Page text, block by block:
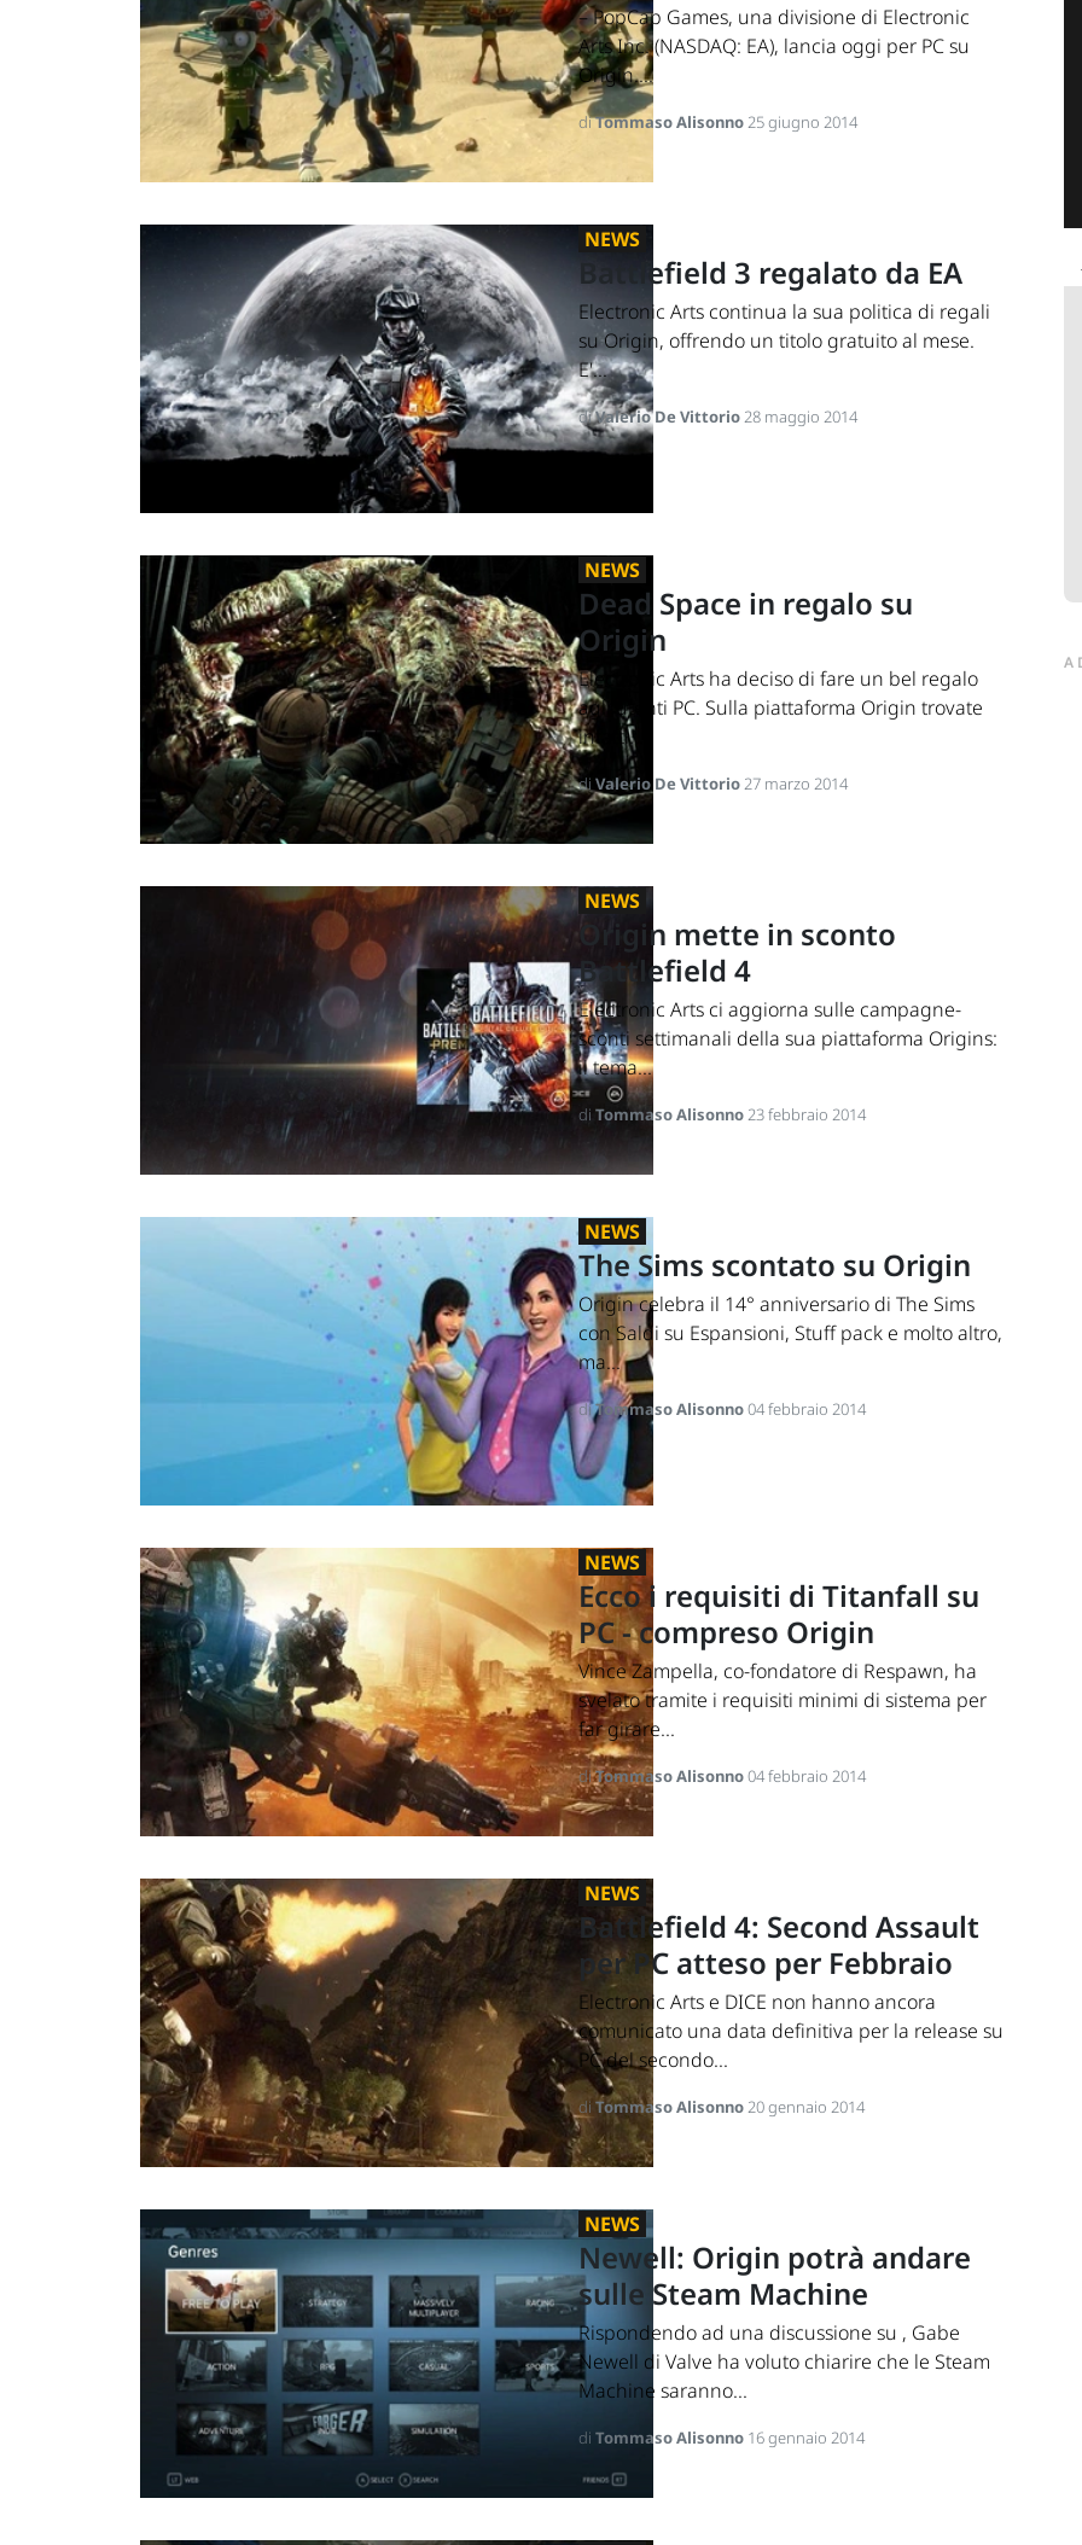
– PopCap Games, una divisione di Electronic
Arts Inc. (NASDAQ: EA), lancia oggi per PC su
Origin....
diTommaso Alisonno25 giugno 2014
NEWS
Battlefield 3 regalato da EA
Electronic Arts continua la sua politica di regali
su Origin, offrendo un titolo gratuito al mese.
E'...
diValerio De Vittorio28 maggio 2014
NEWS
Dead Space in regalo su
Origin
Electronic Arts ha deciso di fare un bel regalo
agli utenti PC. Sulla piattaforma Origin trovate
infatti...
di Valerio De Vittorio27 marzo 2014
NEWS
Origin mette in sconto
Battlefield 4
Electronic Arts ci aggiorna sulle campagne-
sconti settimanali della sua piattaforma Origins:
il tema...
di Tommaso Alisonno23 febbraio 2014
NEWS
The Sims scontato su Origin
Origin celebra il 14° anniversario di The Sims
con Saldi su Espansioni, Stuff pack e molto altro,
ma...
diTommaso Alisonno04 febbraio 2014
NEWS
Ecco i requisiti di Titanfall su
PC - compreso Origin
Vince Zampella, co-fondatore di Respawn, ha
svelato tramite i requisiti minimi di sistema per
far girare...
diTommaso Alisonno04 febbraio 2014
NEWS
Battlefield 4: Second Assault
per PC atteso per Febbraio
Electronic Arts e DICE non hanno ancora
comunicato una data definitiva per la release su
PC del secondo...
di Tommaso Alisonno20 gennaio 2014
NEWS
Newell: Origin potrà andare
sulle Steam Machine
Rispondendo ad una discussione su , Gabe
Newell di Valve ha voluto chiarire che le Steam
Machine saranno...
di Tommaso Alisonno 16 gennaio 2014